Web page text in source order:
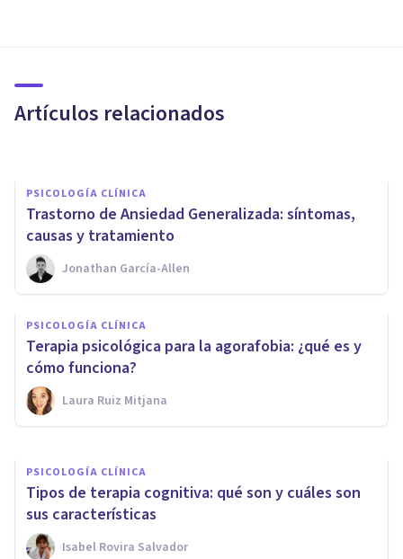
Artículos relacionados
pensamientos obsesivos
PSICOLOGÍA CLÍNICA
Trastorno de Ansiedad Generalizada: síntomas,
causas y tratamiento
Jonathan García-Allen
PSICOLOGÍA CLÍNICA
Terapia psicológica para la agorafobia: ¿qué es y
cómo funciona?
Laura Ruiz Mitjana
​La Terapia Primal de Arthur
Janov
Oscar Castillero Mimenza
PSICOLOGÍA CLÍNICA
Tipos de terapia cognitiva: qué son y cuáles son
sus características
Isabel Rovira Salvador